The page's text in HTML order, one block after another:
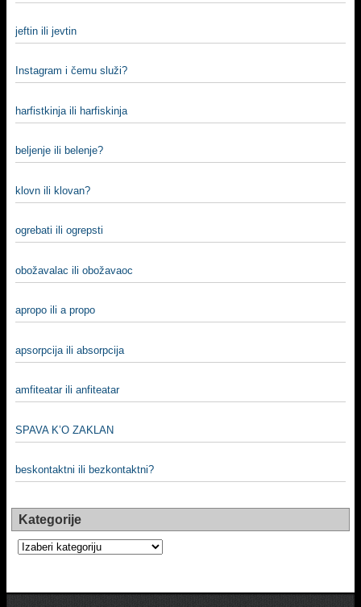
jeftin ili jevtin
Instagram i čemu služi?
harfistkinja ili harfiskinja
beljenje ili belenje?
klovn ili klovan?
ogrebati ili ogrepsti
obožavalac ili obožavaoc
apropo ili a propo
apsorpcija ili absorpcija
amfiteatar ili anfiteatar
SPAVA K’O ZAKLAN
beskontaktni ili bezkontaktni?
Kategorije
Kategorije